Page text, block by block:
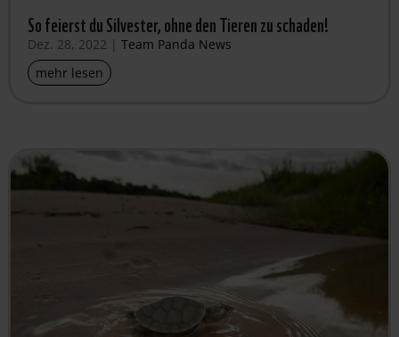
So feierst du Silvester, ohne den Tieren zu schaden!
Dez. 28, 2022 | Team Panda News
mehr lesen